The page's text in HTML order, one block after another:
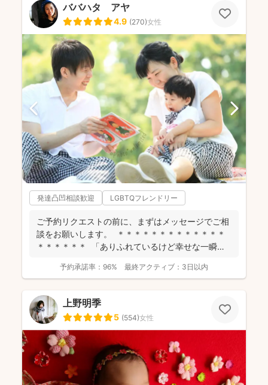
ババハタ アヤ
4.9 (270)女性
発達凸凹相談歓迎 LGBTQフレンドリー
ご予約リクエストの前に、まずはメッセージでご相
談をお願いします。 ＊＊＊＊＊＊＊＊＊＊＊＊＊
＊＊＊＊＊＊ 「ありふれているけど幸せな一瞬」
予約承諾率： 96% 最終アクティブ： 3日以内
上野明季
5 (554)女性